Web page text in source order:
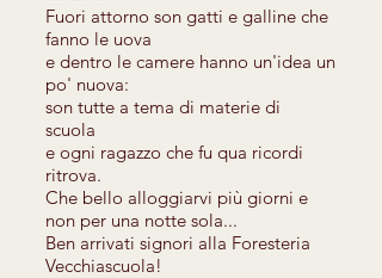
Fuori attorno son gatti e galline che
fanno le uova
e dentro le camere hanno un'idea un
po' nuova:
son tutte a tema di materie di
scuola
e ogni ragazzo che fu qua ricordi
ritrova.
Che bello alloggiarvi più giorni e
non per una notte sola...
Ben arrivati signori alla Foresteria
Vecchiascuola!